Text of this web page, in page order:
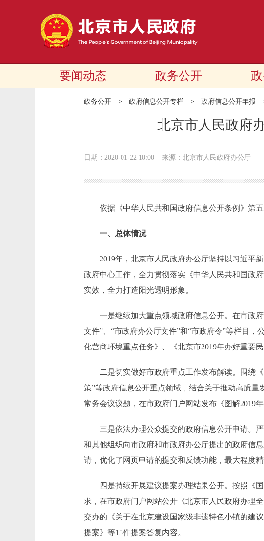
要闻动态 政务公开
政务公开 > 政府信息公开专栏 > 政府信息公开年报
北京市人民政府
日期：2020-01-22 10:00 来源：北京市人民政府办公厅
依据《中华人民共和国政府信息公开条例》第五
一、总体情况
2019年，北京市人民政府办公厅坚持以习近平新
政府中心工作，全力贯彻落实《中华人民共和国政
实效，全力打造阳光透明形象。
一是继续加大重点领域政府信息公开。在市政府
文件”、“市政府办公厅文件”和“市政府令”等栏目
化营商环境重点任务》、《北京市2019年办好重要
二是切实做好市政府重点工作发布解读。围绕《
策”等政府信息公开重点领域，结合关于推动高质
常务会议议题，在市政府门户网站发布《图解2019
三是依法办理公众提交的政府信息公开申请。严
和其他组织向市政府和市政府办公厅提出的政府信
请，优化了网页申请的提交和反馈功能，最大程度
四是持续开展建议提案办理结果公开。按照《国
求，在市政府门户网站公开《北京市人民政府办理
交办的《关于在北京建设国家级非遗特色小镇的建
提案》等15件提案答复内容。